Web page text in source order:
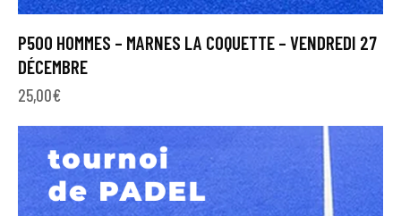
P500 HOMMES – MARNES LA COQUETTE – VENDREDI 27
DÉCEMBRE
25,00€